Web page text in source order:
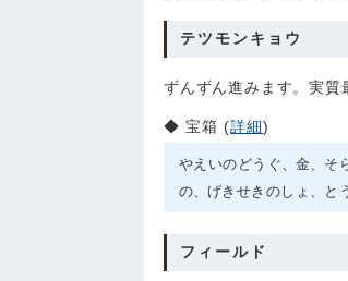
テツモンキョウ
ずんずん進みます。実質
宝箱 (詳細)
やえいのどうぐ 金 そ
の
げきせきのしょ と
フィールド